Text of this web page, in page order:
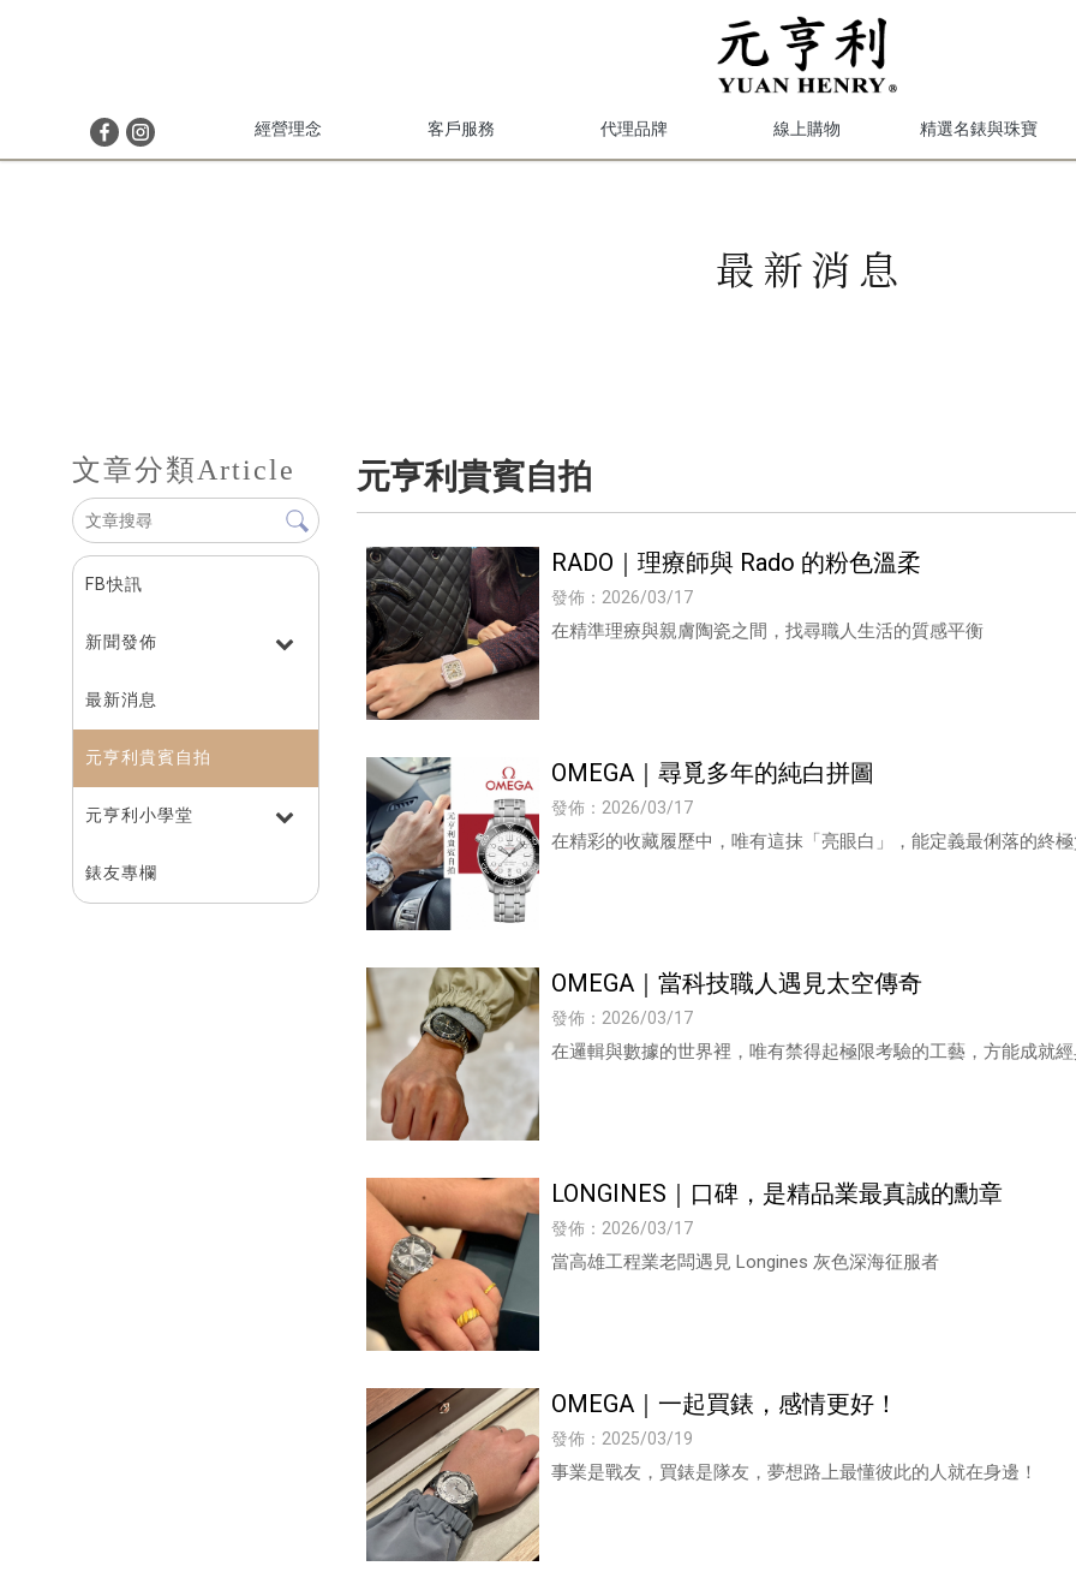
經營理念 客戶服務 代理品牌 線上購物 精選名錶與珠寶
最新消息
文章分類Article
FB快訊
新聞發佈
最新消息
元亨利貴賓自拍
元亨利⼩學堂
錶友專欄
元亨利貴賓自拍
RADO｜理療師與 Rado 的粉色溫柔
發佈：2026/03/17
在精準理療與親膚陶瓷之間，找尋職人生活的質感平衡
OMEGA｜尋覓多年的純白拼圖
發佈：2026/03/17
在精彩的收藏履歷中，唯有這抹「亮眼白」，能定義最俐落的終
OMEGA｜當科技職人遇見太空傳奇
發佈：2026/03/17
在邏輯與數據的世界裡，唯有禁得起極限考驗的工藝，方能成就
LONGINES｜口碑，是精品業最真誠的勳章
發佈：2026/03/17
當高雄工程業老闆遇見 Longines 灰色深海征服者
OMEGA｜一起買錶，感情更好！
發佈：2025/03/19
事業是戰友，買錶是隊友，夢想路上最懂彼此的人就在身邊！